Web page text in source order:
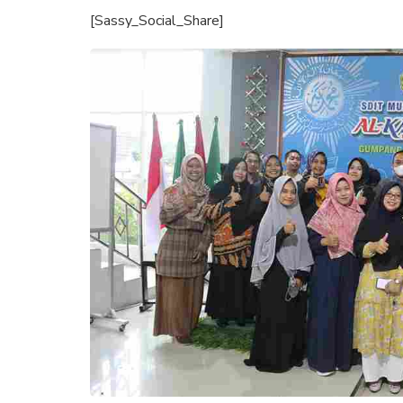
[Sassy_Social_Share]